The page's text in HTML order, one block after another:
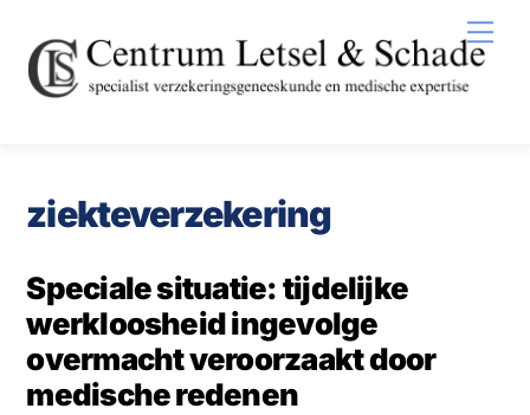
content
ziekteverzekering
Speciale situatie: tijdelijke
werkloosheid ingevolge
overmacht veroorzaakt door
medische redenen